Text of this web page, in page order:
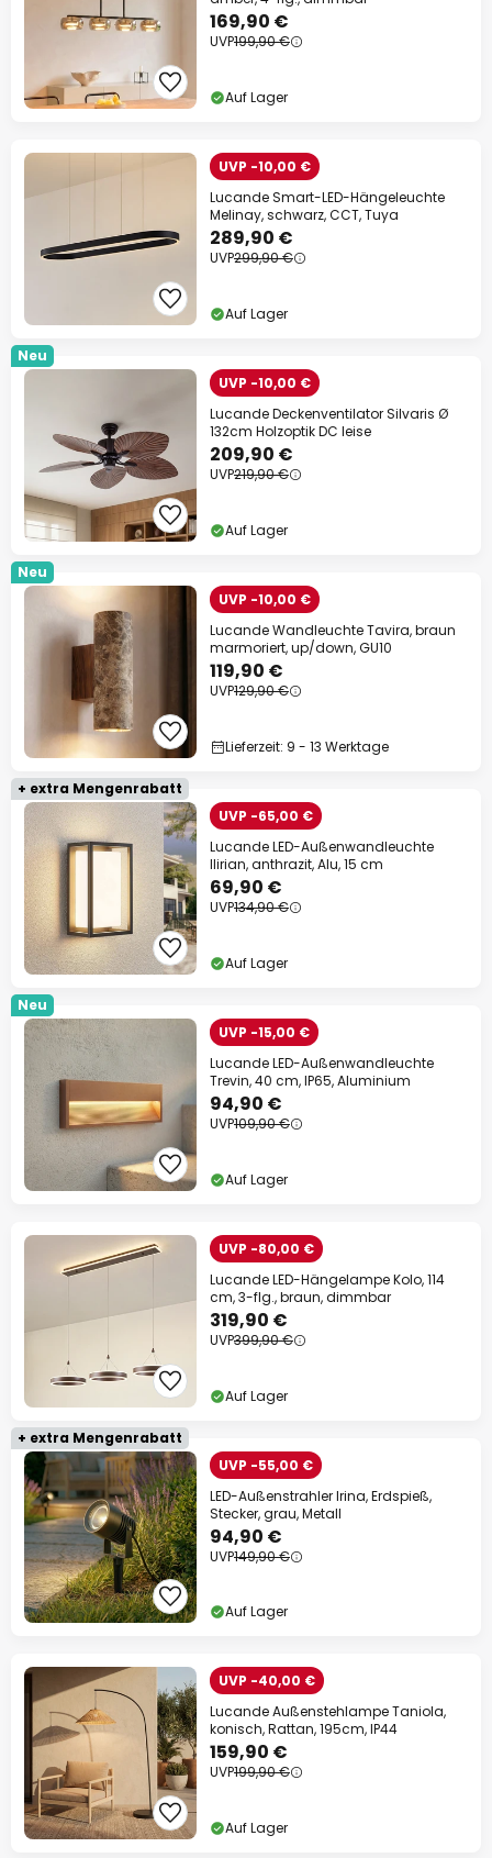
169,90 €
UVP199,90 €
Auf Lager
UVP -10,00 €
Lucande Smart-LED-Hängeleuchte
Melinay, schwarz, CCT, Tuya
289,90 €
UVP299,90 €
Auf Lager
Neu
UVP -10,00 €
Lucande Deckenventilator Silvaris Ø
132cm Holzoptik DC leise
209,90 €
UVP219,90 €
Auf Lager
Neu
UVP -10,00 €
Lucande Wandleuchte Tavira, braun
marmoriert, up/down, GU10
119,90 €
UVP129,90 €
Lieferzeit: 9 - 13 Werktage
+ extra Mengenrabatt
UVP -65,00 €
Lucande LED-Außenwandleuchte
Ilirian, anthrazit, Alu, 15 cm
69,90 €
UVP134,90 €
Auf Lager
Neu
UVP -15,00 €
Lucande LED-Außenwandleuchte
Trevin, 40 cm, IP65, Aluminium
94,90 €
UVP109,90 €
Auf Lager
UVP -80,00 €
Lucande LED-Hängelampe Kolo, 114
cm, 3-flg., braun, dimmbar
319,90 €
UVP399,90 €
Auf Lager
+ extra Mengenrabatt
UVP -55,00 €
LED-Außenstrahler Irina, Erdspieß,
Stecker, grau, Metall
94,90 €
UVP149,90 €
Auf Lager
UVP -40,00 €
Lucande Außenstehlampe Taniola,
konisch, Rattan, 195cm, IP44
159,90 €
UVP199,90 €
Auf Lager